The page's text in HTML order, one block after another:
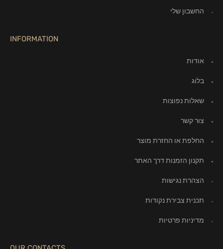
החשבון שלי
INFORMATION
אודות
בלוג
שאלות נפוצות
צור קשר
החלפת או החזרת מוצר
תקנון הזמנות דרך האתר
הצהרת נגישות
תכנית צבירת נקודות
מדיניות פרטיות